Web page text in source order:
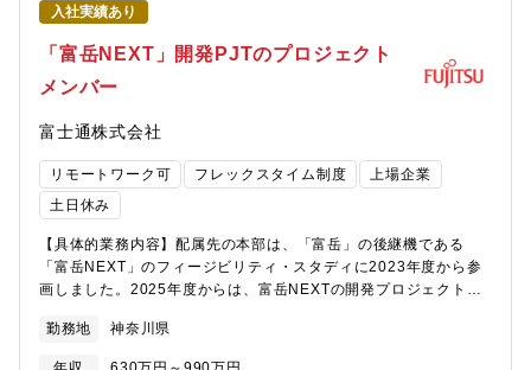
す。・日米欧の異なるデータ保護規制のもとで市場データを収
集・活用するアーキテクチャ設計という、世界的にも前例の少な
い挑戦ができます。＜PR＞・対話系LLMだけでなく、パーソナラ
イゼーション・予測・知覚といった多様な機械学習モデルを単一
両方の知見が活きます。・既存の車両クラウド基盤の上にLLM運
用レイヤーを新規に立ち上げるフェーズであり、技術選定・アー
キテクチャ決定に直接関与できます。将来的にグローバルで数百
万台規模に拡大するフリートを見据え、初期段階から拡張可能な
サービス競争力は、モデル単体の精度ではなく、市場データを活
用して継続的に改善できる仕組みを持つかどうかで決まりつつあ
ります。■トヨタは車載AIアシスタントの開発を加速しています
改善サイクルを設計・確立できる人材が不足しています。■他業界
で培った知見を持ち込み、トヨタのAI開発プロセスそのものを変
ープおよびサプライチェーン全体の課題を自ら特定し、企画から
実行まで一貫して推進できます。また、グローバル環境で各拠点
を巻き込みながら、世界レベルのセキュリティ体制構築を主導で
きる環境があります。■職務内容機微な情報を扱う管理システムに
計・運用設計を担当いただきます。機密性・完全性・可用性を踏
まえたシステムの全体設計を行い、利用部門・運用部門と連携し
ながら、全社・グループで継続的に運用できる仕組みとして定着
させていただきます。※開発実装は別メンバーが担当し、本ポジ
ションは上流工程および全体設計・推進が中心となります。■具体
的な業務内容・ユーザー部門と連携した、守るべき情報・業務フ
ローの整理および要件定義・機微情報管理システムの企画、要
求・仕様の整理・アクセス制御や暗号化など、セキュリティを踏
まえたシステム全体設計・利用部門・運用部門と連携した運用設
計および仕組みの定着推進・複数部門との調整、合意形成、プロ
入社実績あり
「富岳NEXT」開発PJTのプロジェクト
メンバー
富士通株式会社
リモートワーク可 フレックスタイム制度
上場企業
土日休み
【具体的業務内容】配属先の本部は、「富岳」の後継機である
「富岳NEXT」のフィージビリティ・スタディに2023年度から参
画しました。2025年度からは、富岳NEXTの開発プロジェクトが
ジェクト遂行にあたり、「富岳NEXT」および関連製品開発におけ
るプロジェクトマネジメントチームのメンバーを募集します。
勤務地 神奈川県